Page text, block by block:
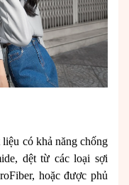
có khả năng chống
dệt từ các loại sợi
hoặc được phủ